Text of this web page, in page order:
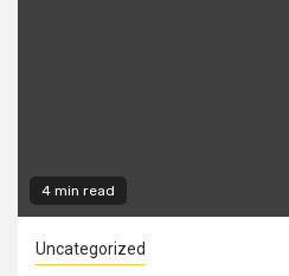
4 min read
Uncategorized